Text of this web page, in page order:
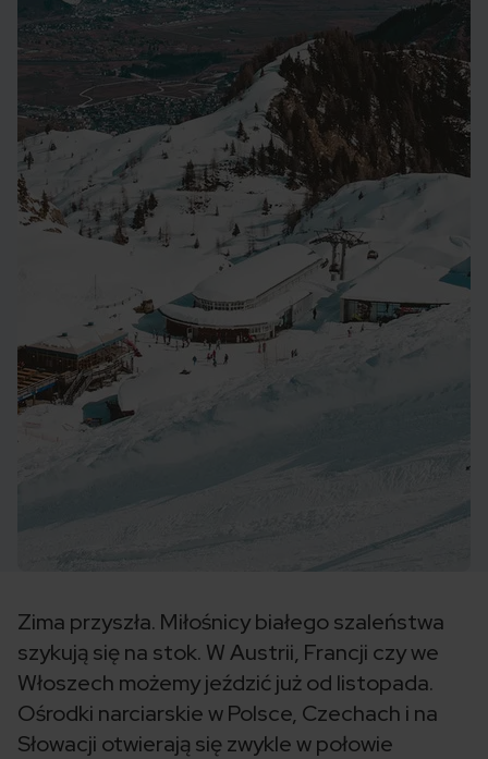
Zima przyszła. Miłośnicy białego szaleństwa
szykują się na stok. W Austrii, Francji czy we
Włoszech możemy jeździć już od listopada.
Ośrodki narciarskie w Polsce, Czechach i na
Słowacji otwierają się zwykle w połowie